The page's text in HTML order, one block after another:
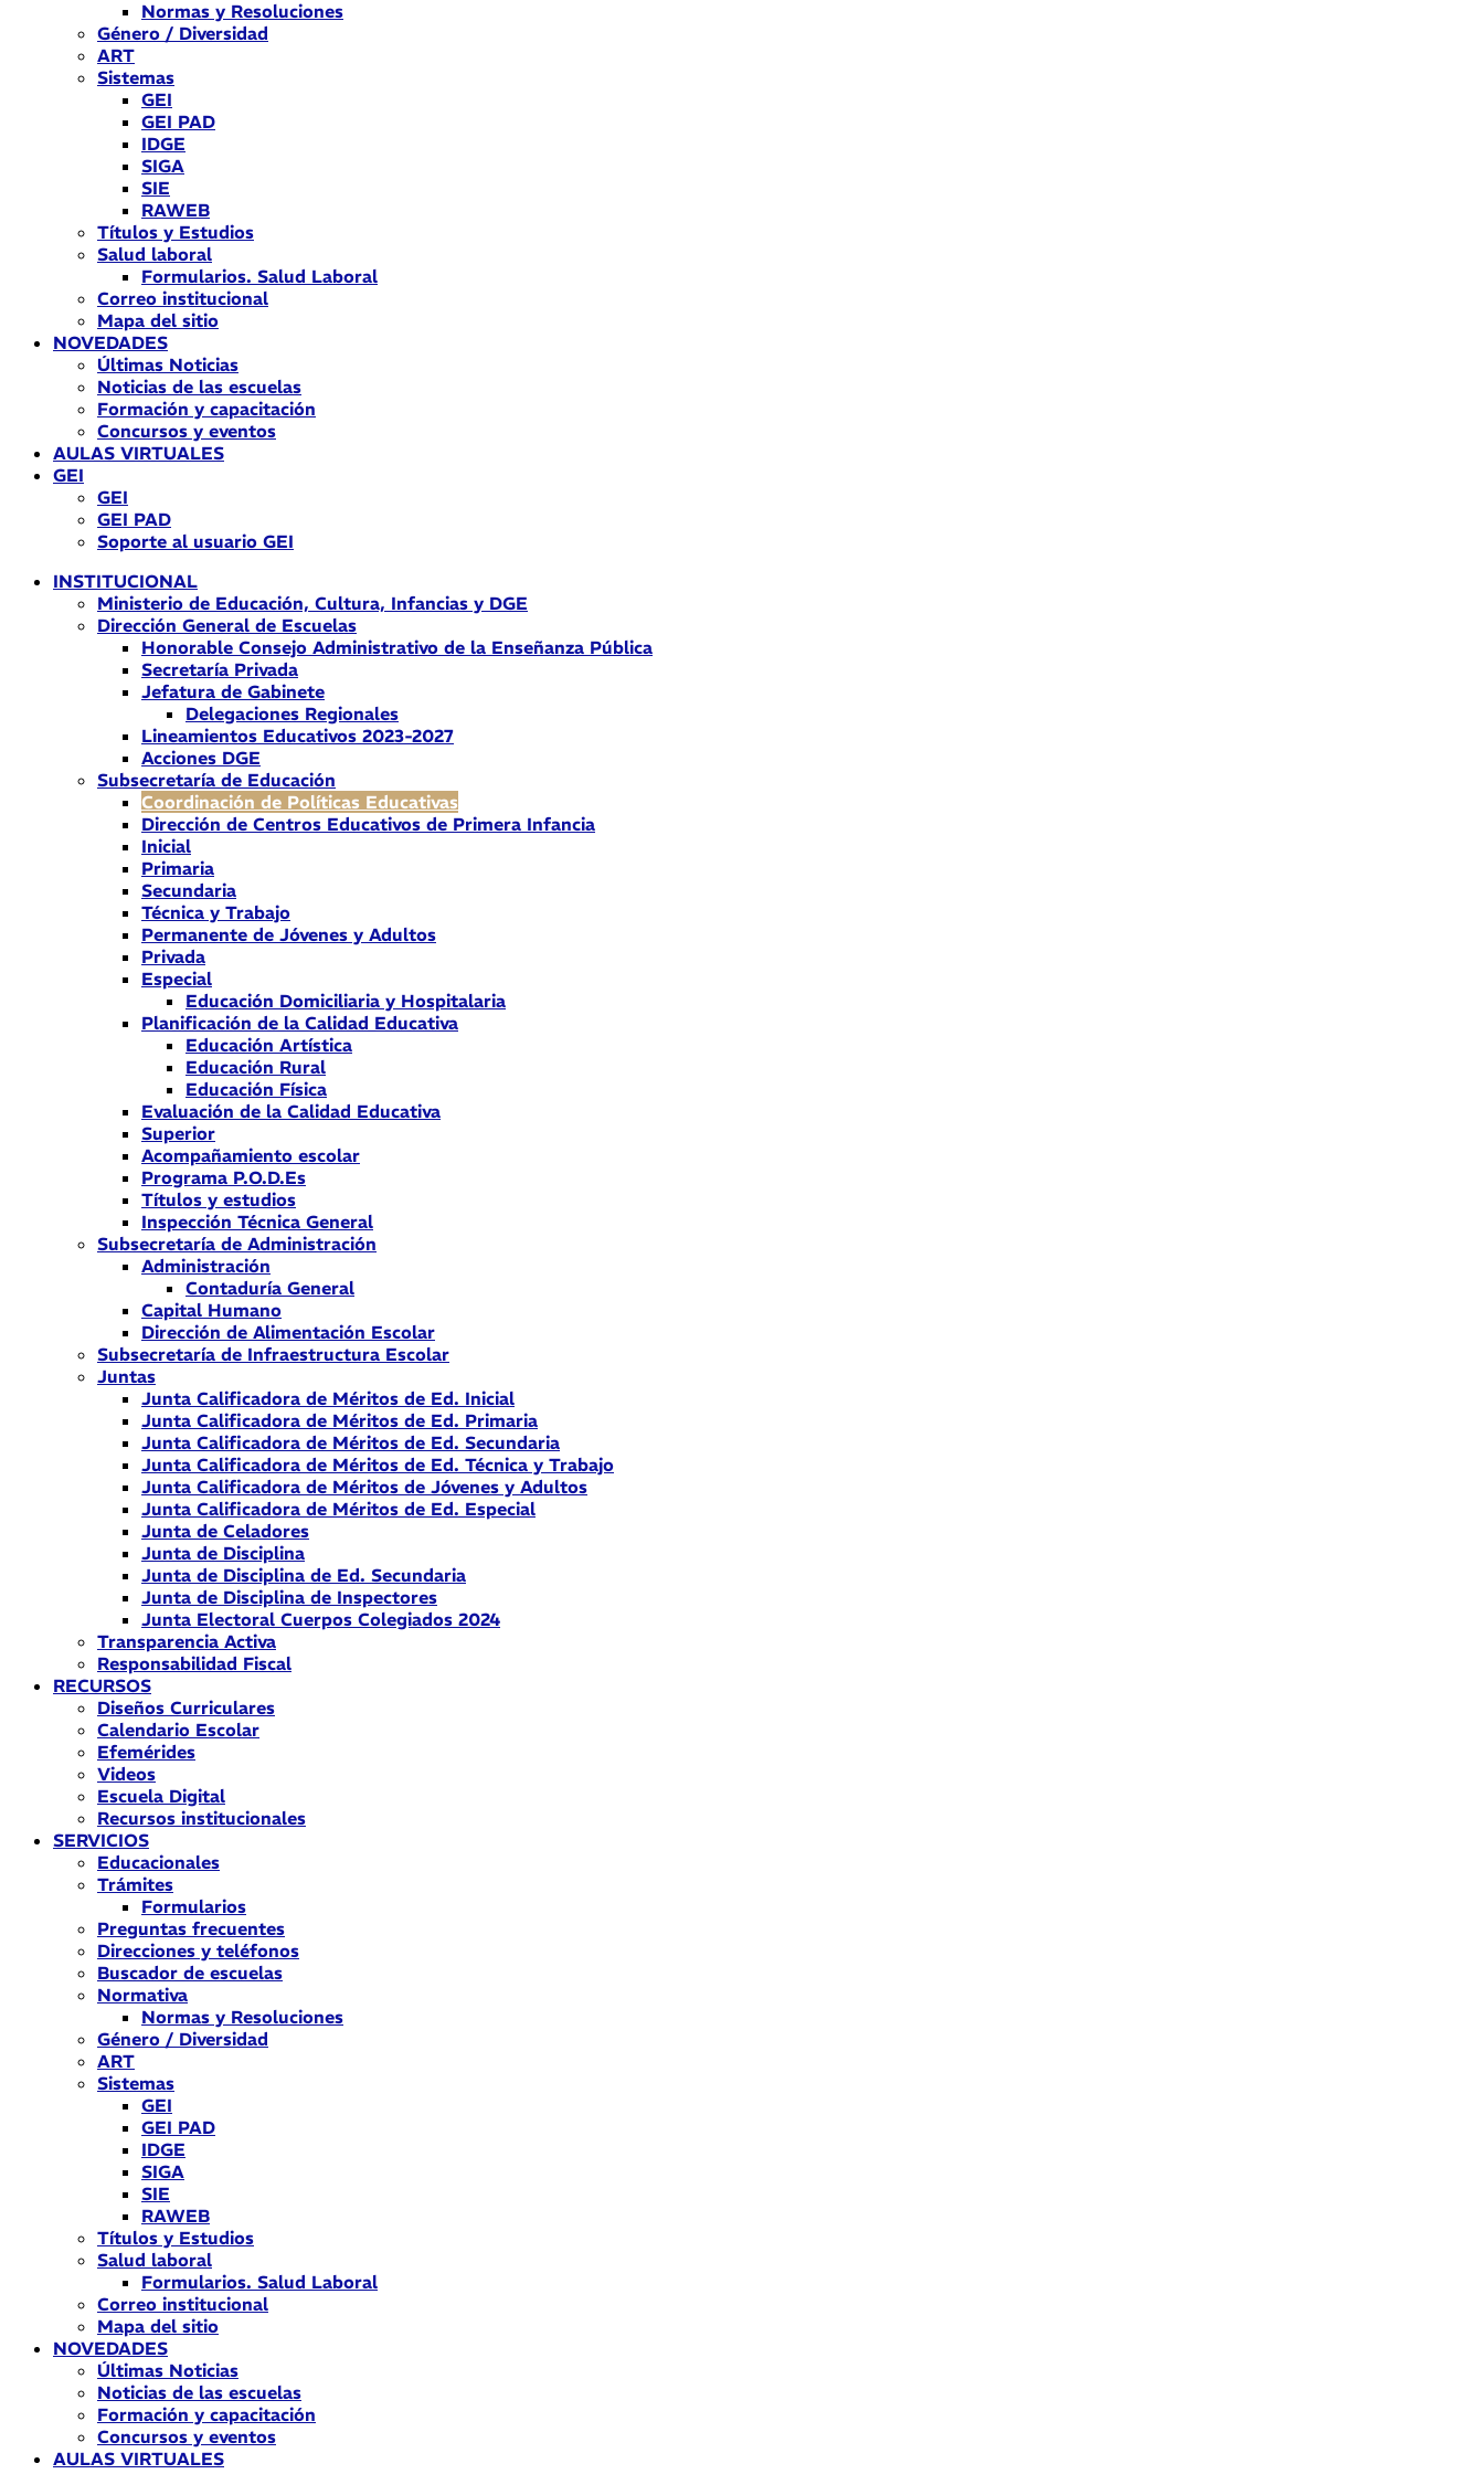
Normas y Resoluciones
Género / Diversidad
ART
Sistemas
GEI
GEI PAD
IDGE
SIGA
SIE
RAWEB
Títulos y Estudios
Salud laboral
Formularios. Salud Laboral
Correo institucional
Mapa del sitio
NOVEDADES
Últimas Noticias
Noticias de las escuelas
Formación y capacitación
Concursos y eventos
AULAS VIRTUALES
GEI
GEI
GEI PAD
Soporte al usuario GEI
INSTITUCIONAL
Ministerio de Educación, Cultura, Infancias y DGE
Dirección General de Escuelas
Honorable Consejo Administrativo de la Enseñanza Pública
Secretaría Privada
Jefatura de Gabinete
Delegaciones Regionales
Lineamientos Educativos 2023-2027
Acciones DGE
Subsecretaría de Educación
Coordinación de Políticas Educativas
Dirección de Centros Educativos de Primera Infancia
Inicial
Primaria
Secundaria
Técnica y Trabajo
Permanente de Jóvenes y Adultos
Privada
Especial
Educación Domiciliaria y Hospitalaria
Planificación de la Calidad Educativa
Educación Artística
Educación Rural
Educación Física
Evaluación de la Calidad Educativa
Superior
Acompañamiento escolar
Programa P.O.D.Es
Títulos y estudios
Inspección Técnica General
Subsecretaría de Administración
Administración
Contaduría General
Capital Humano
Dirección de Alimentación Escolar
Subsecretaría de Infraestructura Escolar
Juntas
Junta Calificadora de Méritos de Ed. Inicial
Junta Calificadora de Méritos de Ed. Primaria
Junta Calificadora de Méritos de Ed. Secundaria
Junta Calificadora de Méritos de Ed. Técnica y Trabajo
Junta Calificadora de Méritos de Jóvenes y Adultos
Junta Calificadora de Méritos de Ed. Especial
Junta de Celadores
Junta de Disciplina
Junta de Disciplina de Ed. Secundaria
Junta de Disciplina de Inspectores
Junta Electoral Cuerpos Colegiados 2024
Transparencia Activa
Responsabilidad Fiscal
RECURSOS
Diseños Curriculares
Calendario Escolar
Efemérides
Videos
Escuela Digital
Recursos institucionales
SERVICIOS
Educacionales
Trámites
Formularios
Preguntas frecuentes
Direcciones y teléfonos
Buscador de escuelas
Normativa
Normas y Resoluciones
Género / Diversidad
ART
Sistemas
GEI
GEI PAD
IDGE
SIGA
SIE
RAWEB
Títulos y Estudios
Salud laboral
Formularios. Salud Laboral
Correo institucional
Mapa del sitio
NOVEDADES
Últimas Noticias
Noticias de las escuelas
Formación y capacitación
Concursos y eventos
AULAS VIRTUALES